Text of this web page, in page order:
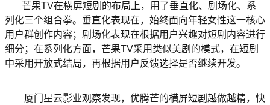
芒果TV在横屏短剧的布局上，用了垂直化、剧场化、系
列化三个组合拳。垂直化表现在，始终面向年轻女性这一核心
用户群创作内容；剧场化表现在根据用户兴趣对短剧内容进行
细分；在系列化方面，芒果TV采用类似美剧的模式，在短剧
中采用开放式结局，再根据用户反馈选择是否继续开发。
厦门星云影业观察发现，优腾芒的横屏短剧越做越精，快